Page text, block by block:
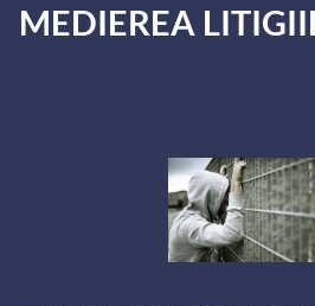
MEDIEREA